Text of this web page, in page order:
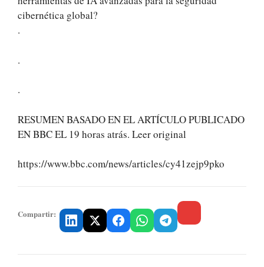
cibernética global?
.
.
.
RESUMEN BASADO EN EL ARTÍCULO PUBLICADO
EN BBC EL 19 horas atrás. Leer original
https://www.bbc.com/news/articles/cy41zejp9pko
Compartir: